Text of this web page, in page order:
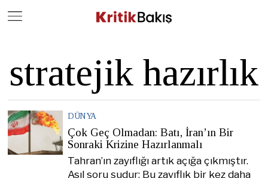
stratejik hazırlık
DÜNYA
Çok Geç Olmadan: Batı, İran’ın Bir
Sonraki Krizine Hazırlanmalı
Tahran’ın zayıflığı artık açığa çıkmıştır.
Asıl soru şudur: Bu zayıflık bir kez daha